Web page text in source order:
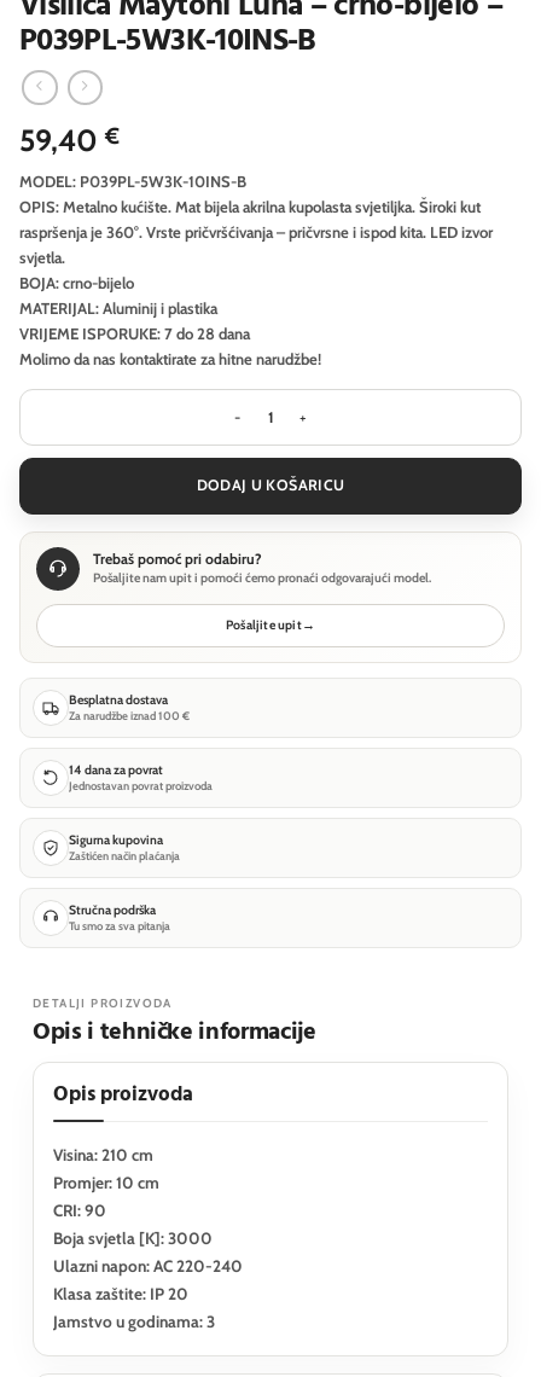
P039PL-5W3K-10INS-B
59,40 €
MODEL: P039PL-5W3K-10INS-B
OPIS: Metalno kućište. Mat bijela akrilna kupolasta svjetiljka. Široki kut
raspršenja je 360°. Vrste pričvršćivanja – pričvrsne i ispod kita. LED izvor
svjetla.
BOJA: crno-bijelo
MATERIJAL: Aluminij i plastika
VRIJEME ISPORUKE: 7 do 28 dana
Molimo da nas kontaktirate za hitne narudžbe!
Visilica Maytoni Luna - crno-bijelo -
DODAJ U KOŠARICU
Trebaš pomoć pri odabiru?
Pošaljite nam upit i pomoći ćemo pronaći odgovarajući model.
Pošaljite upit→
Besplatna dostava
Za narudžbe iznad 100 €
14 dana za povrat
Jednostavan povrat proizvoda
Sigurna kupovina
Zaštićen način plaćanja
Stručna podrška
Tu smo za sva pitanja
DETALJI PROIZVODA
Opis i tehničke informacije
Opis proizvoda
Visina: 210 cm
Promjer: 10 cm
CRI: 90
Boja svjetla [K]: 3000
Ulazni napon: AC 220-240
Klasa zaštite: IP 20
Jamstvo u godinama: 3